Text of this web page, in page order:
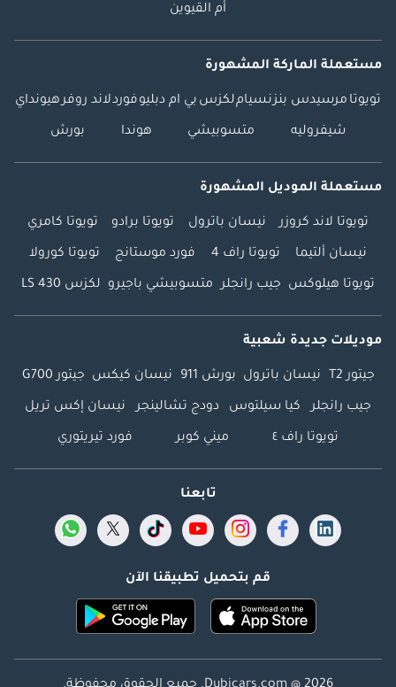
أم القيوين
مستعملة الماركة المشهورة
تويوتا مرسيدس بنزنسياملكزس بي ام دبليوفوردلاند روفرهيونداي
شيفروليه متسوبيشي هوندا بورش
مستعملة الموديل المشهورة
تويوتا لاند كروزر نيسان باترول تويوتا برادو تويوتا كامري
نيسان ألتيما تويوتا راف 4 فورد موستانج تويوتا كورولا
تويوتا هيلوكس جيب رانجلر متسوبيشي باجيرو لكزس LS 430
موديلات جديدة شعبية
جيتور T2 نيسان باترول بورش 911 نيسان كيكس جيتور G700
جيب رانجلر كيا سيلتوس دودج تشالينجر نيسان إكس تريل
تويوتا راف ٤ ميني كوبر فورد تيريتوري
تابعنا
قم بتحميل تطبيقنا الآن